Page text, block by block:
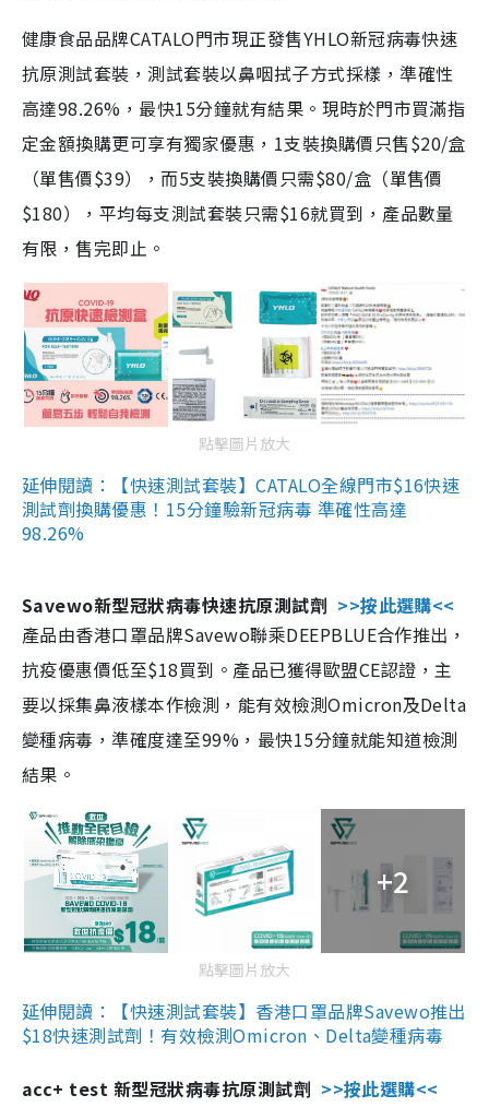
健康食品品牌CATALO門市現正發售YHLO新冠病毒快速
抗原測試套裝，測試套裝以鼻咽拭子方式採樣，準確性
高達98.26%，最快15分鐘就有結果。現時於門市買滿指
定金額換購更可享有獨家優惠，1支裝換購價只售$20/盒
（單售價$39），而5支裝換購價只需$80/盒（單售價
$180），平均每支測試套裝只需$16就買到，產品數量
有限，售完即止。
點擊圖片放大
延伸閱讀：【快速測試套裝】CATALO全線門市$16快速
測試劑換購優惠！15分鐘驗新冠病毒 準確性高達
98.26%
Savewo新型冠狀病毒快速抗原測試劑 >>按此選購<<
產品由香港口罩品牌Savewo聯乘DEEPBLUE合作推出，
抗疫優惠價低至$18買到。產品已獲得歐盟CE認證，主
要以採集鼻液樣本作檢測，能有效檢測Omicron及Delta
變種病毒，準確度達至99%，最快15分鐘就能知道檢測
結果。
+2
點擊圖片放大
延伸閱讀：【快速測試套裝】香港口罩品牌Savewo推出
$18快速測試劑！有效檢測Omicron、Delta變種病毒
acc+ test 新型冠狀病毒抗原測試劑 >>按此選購<<